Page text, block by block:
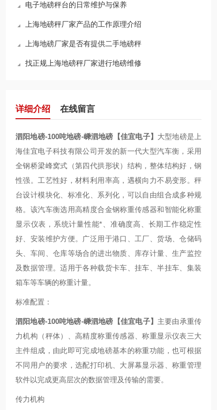
电子地磅秤台的日常维护与保养
上海地磅秤厂家产品的工作原理介绍
上海地磅厂家是否有提供二手地磅秤
找正规上海地磅秤厂家进行地磅维修
详细介绍 在线留言
泗阳地磅-100吨地磅-嵊泗地磅【佳宜电子】 大型地磅是上
海佳宜电子科技有限公司开发的新一代大型汽车衡，采用
全钢桥梁峰窝式（第四代拱形状）结构，整体结构好，钢
性强。工艺性好，材料利用率高，遇横向力不易变形。秤
台设计模块化、标准化、系列化，可以自由组合成多种规
格。该汽车衡选用高精度合金钢称重传感器和智能化称重
显示仪表，系统计量性能*、准确度高、长期工作稳定性
好、安装维护方便。广泛用于港口、工厂、货场、仓储码
头、车间、仓库等场合的进出物质、库存计量、生产监控
及数据管理。适用于各种载货卡车、挂车、半挂车、集装
箱车等车辆的称重计量。
标准配置：
泗阳地磅-100吨地磅-嵊泗地磅【佳宜电子】 主要由承重传
力机构（秤体）、高精度称重传感器、称重显示仪表三大
主件组成，由此即可完成地磅基本的称重功能，也可根据
不同用户的要求，选配打印机、大屏幕显示器、称重管理
软件以完成更高层次的数据管理及传输的需要。
传力机构